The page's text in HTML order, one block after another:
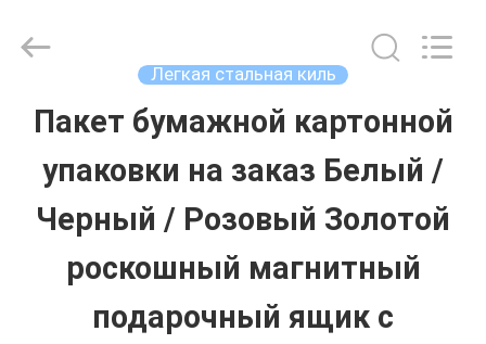
ДОМОЙ
ПРОДУКТЫ
ВИДЕОЗАПИСИ
Reserved.
Developed
Легкая стальная киль
Пакет бумажной картонной
упаковки на заказ Белый /
Черный / Розовый Золотой
роскошный магнитный
подарочный ящик с